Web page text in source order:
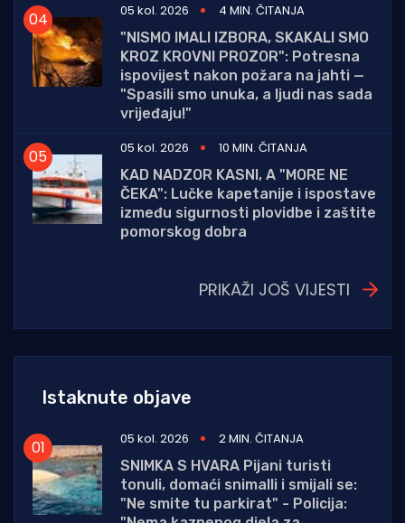
05 kol. 2026
4 MIN. ČITANJA
"NISMO IMALI IZBORA, SKAKALI SMO
KROZ KROVNI PROZOR": Potresna
ispovijest nakon požara na jahti —
"Spasili smo unuka, a ljudi nas sada
vrijeđaju!"
05 kol. 2026
10 MIN. ČITANJA
KAD NADZOR KASNI, A "MORE NE
ČEKA": Lučke kapetanije i ispostave
između sigurnosti plovidbe i zaštite
pomorskog dobra
PRIKAŽI JOŠ VIJESTI
Istaknute objave
05 kol. 2026
2 MIN. ČITANJA
SNIMKA S HVARA Pijani turisti
tonuli, domaći snimalli i smijali se:
"Ne smite tu parkirat" - Policija: